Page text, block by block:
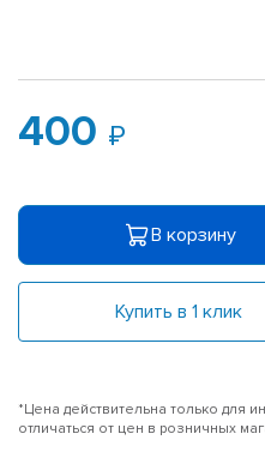
400
В корзину
Купить в 1 клик
*Цена действительна только для
отличаться от цен в розничных